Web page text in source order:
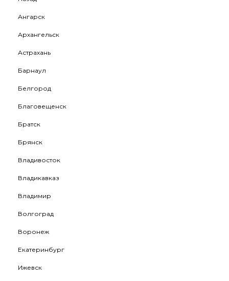
Ангарск
Архангельск
Астрахань
Барнаул
Белгород
Благовещенск
Братск
Брянск
Владивосток
Владикавказ
Владимир
Волгоград
Воронеж
Екатеринбург
Ижевск